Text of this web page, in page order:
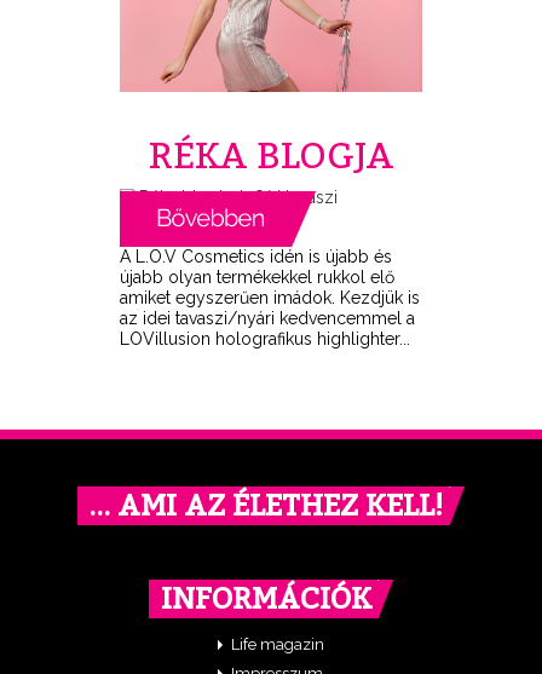
RÉKA BLOGJA
A L.O.V Cosmetics idén is újabb és
újabb olyan termékekkel rukkol elő
amiket egyszerűen imádok. Kezdjük is
az idei tavaszi/nyári kedvencemmel a
LOVillusion holografikus highlighter...
… AMI AZ ÉLETHEZ KELL!
INFORMÁCIÓK
Life magazin